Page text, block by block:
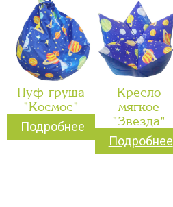
Пуф-груша
"Космос"
Подробнее
Кресло
мягкое
"Звезда"
Подробнее